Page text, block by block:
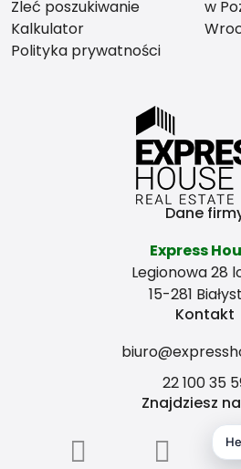
Zleć poszukiwanie
Kalkulator
Polityka prywatności
w
Dane
Express
Legionowa 28
15-281
Kontakt
22 100 35
Znajdziesz